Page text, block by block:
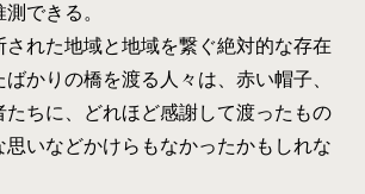
できる。
れた地域と地域を繋ぐ絶対的な存在
かりの橋を渡る人々は、赤い帽子、
たちに、どれほど感謝して渡ったもの
思いなどかけらもなかったかもしれな